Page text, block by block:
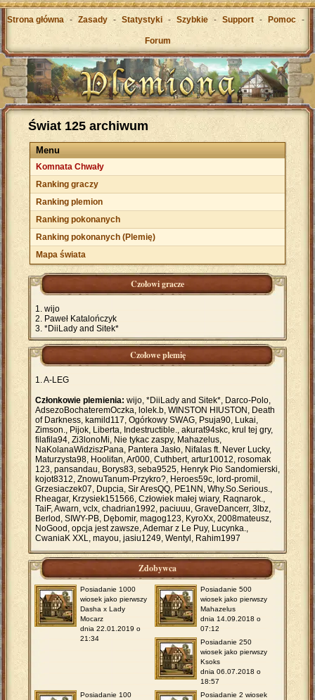
Strona główna - Zasady - Statystyki - Szybkie - Support - Pomoc -
Forum
Świat 125 archiwum
Menu
Komnata Chwały
Ranking graczy
Ranking plemion
Ranking pokonanych
Ranking pokonanych (Plemię)
Mapa świata
Czołowi gracze
wijo
Paweł Katalończyk
*DiiLady and Sitek*
Czołowe plemię
A-LEG
Członkowie plemienia: wijo, *DiiLady and Sitek*, Darco-Polo,
AdsezoBochateremOczka, lolek.b, WINSTON HIUSTON, Death
of Darkness, kamild117, Ogórkowy SWAG, Psuja90, Lukai,
Zimson., Pijok, Liberta, Indestructible., akurat94skc, krul tej gry,
filafila94, Zi3lonoMi, Nie tykac zaspy, Mahazelus,
NaKolanaWidziszPana, Pantera Jasło, Nifalas ft. Never Lucky,
Maturzysta98, Hoolifan, Ar000, Cuthbert, artur10012, rosomak
123, pansandau, Borys83, seba9525, Henryk Pio Sandomierski,
kojot8312, ZnowuTanum-Przykro?, Heroes59c, lord-promil,
Grzesiaczek07, Dupcia, Sir AresQQ, PE1NN, Why.So.Serious.,
Rheagar, Krzysiek151566, Człowiek małej wiary, Raqnarok.,
TaiF, Awarn, vclx, chadrian1992, paciuuu, GraveDancerr, 3lbz,
Berlod, SIWY-PB, Dębomir, magog123, KyroXx, 2008mateusz,
NoGood, opcja jest zawsze, Ademar z Le Puy, Lucynka.,
CwaniaK XXL, mayou, jasiu1249, Wentyl, Rahim1997
Zdobywca
Posiadanie 1000
wiosek jako pierwszy
Dasha x Lady
Mocarz
dnia 22.01.2019 o
21:34
Posiadanie 500
wiosek jako pierwszy
Mahazelus
dnia 14.09.2018 o
07:12
Posiadanie 250
wiosek jako pierwszy
Ksoks
dnia 06.07.2018 o
18:57
Posiadanie 100
Posiadanie 2 wiosek